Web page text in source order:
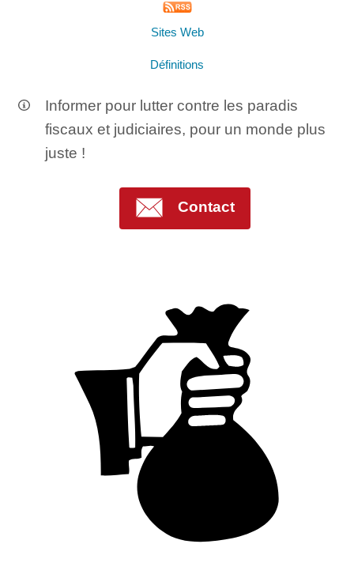
Sites Web
Définitions
Informer pour lutter contre les paradis
fiscaux et judiciaires, pour un monde plus
juste !
Contact